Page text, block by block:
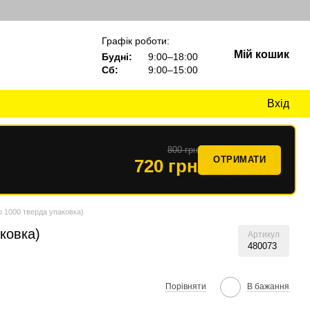
Графік роботи:
Будні:
9:00–18:00
Сб:
9:00–15:00
Мій кошик
Вхід
800 грн
720 грн ОТРИМАТИ
тверда упаковка)
Артикул
480073
Порівняти В бажання